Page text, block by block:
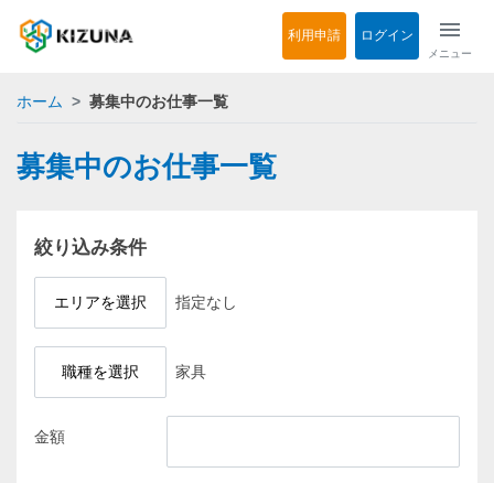
利用申請 ログイン menu
メニュー
ホーム 募集中のお仕事一覧
募集中のお仕事一覧
絞り込み条件
エリアを選択 指定なし
職種を選択 家具
金額